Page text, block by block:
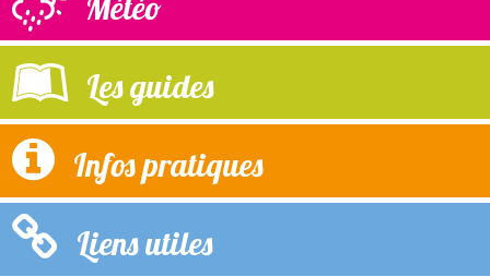
Les guides
Infos pratiques
Liens utiles